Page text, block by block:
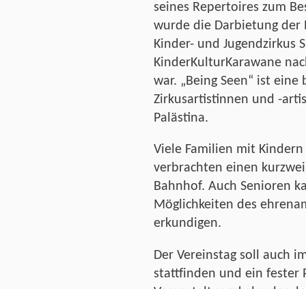
seines Repertoires zum
wurde die Darbietung der
Kinder- und Jugendzirkus
KinderKulturKarawane
war. „Being Seen“ ist
Zirkusartistinnen und -
Palästina.
Viele Familien mit
verbrachten einen
Bahnhof. Auch Senioren
Möglichkeiten des
erkundigen.
Der Vereinstag soll auch
stattfinden und ein fester